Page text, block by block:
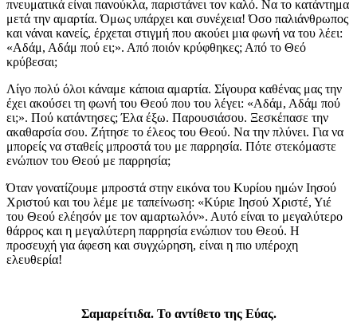
πνευματικά είναι πανούκλα, παριστάνει τον καλό. Να το κατάντημα
μετά την αμαρτία. Όμως υπάρχει και συνέχεια! Όσο παλιάνθρωπος
και νάναι κανείς, έρχεται στιγμή που ακούει μια φωνή να του λέει:
«Αδάμ, Αδάμ πού ει;». Από ποιόν κρύφθηκες; Από το Θεό
κρύβεσαι;
Λίγο πολύ όλοι κάναμε κάποια αμαρτία. Σίγουρα καθένας μας την
έχει ακούσει τη φωνή του Θεού που του λέγει: «Αδάμ, Αδάμ πού
ει;». Πού κατάντησες; Έλα έξω. Παρουσιάσου. Ξεσκέπασε την
ακαθαρσία σου. Ζήτησε το έλεος του Θεού. Να την πλύνει. Για να
μπορείς να σταθείς μπροστά του με παρρησία. Πότε στεκόμαστε
ενώπιον του Θεού με παρρησία;
Όταν γονατίζουμε μπροστά στην εικόνα του Κυρίου ημών Ιησού
Χριστού και του λέμε με ταπείνωση: «Κύριε Ιησού Χριστέ, Υιέ
του Θεού ελέησόν με τον αμαρτωλόν». Αυτό είναι το μεγαλύτερο
θάρρος και η μεγαλύτερη παρρησία ενώπιον του Θεού. Η
προσευχή για άφεση και συγχώρηση, είναι η πιο υπέροχη
ελευθερία!
Σαμαρείτιδα. Το αντίθετο της Εύας.